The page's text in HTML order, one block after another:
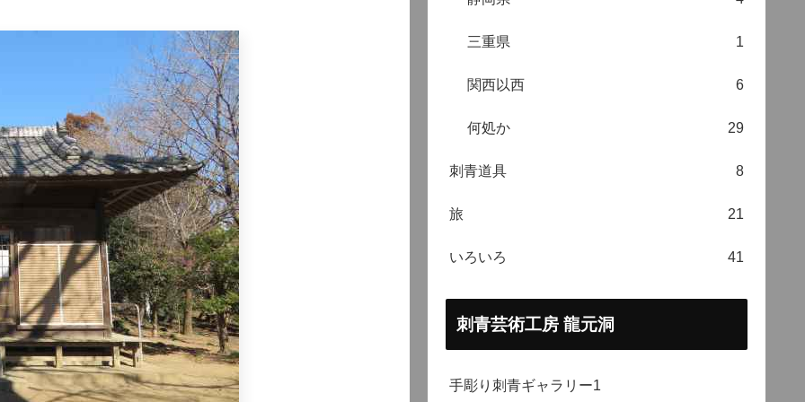
三重県 1
関西以西 6
何処か 29
刺青道具 8
旅 21
いろいろ 41
刺青芸術工房 龍元洞
手彫り刺青ギャラリー1